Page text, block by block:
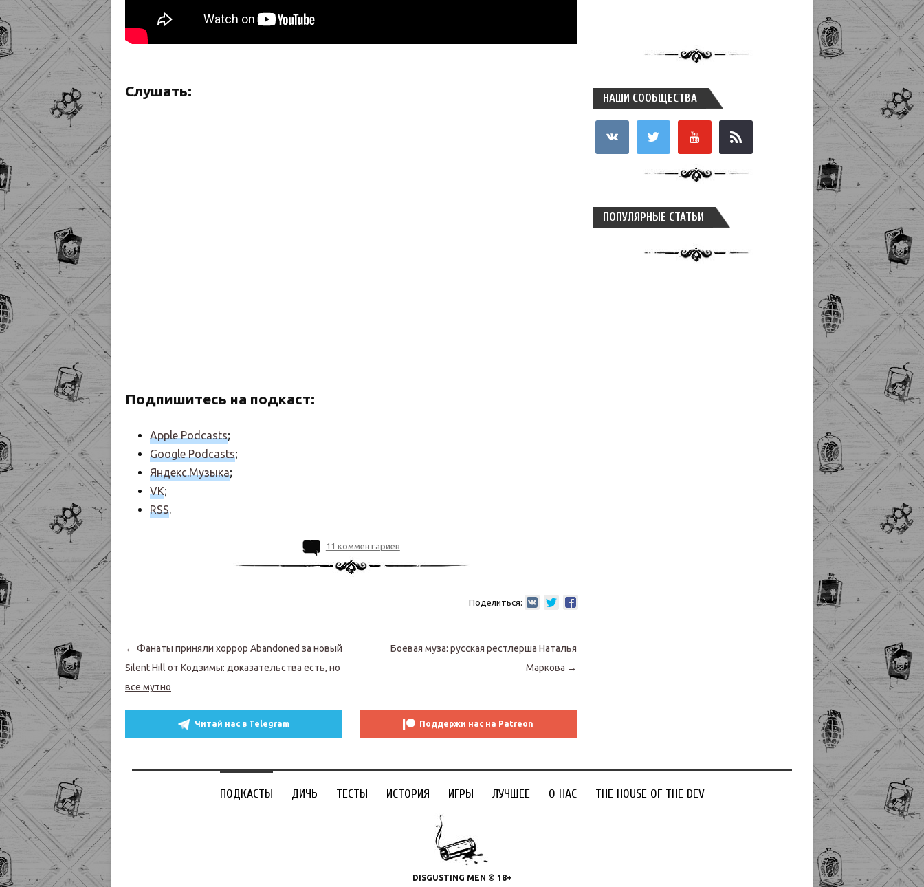
Слушать:
Подпишитесь на подкаст:
Apple Podcasts;
Google Podcasts;
Яндекс.Музыка;
VK;
RSS.
11 комментариев
Поделиться:
Навигация по записям
← Фанаты приняли хоррор Abandoned за новый
Silent Hill от Кодзимы: доказательства есть, но
все мутно
Боевая муза: русская рестлерша Наталья
Маркова →
Читай нас в Telegram Поддержи нас на Patreon
НАШИ СООБЩЕСТВА
ПОПУЛЯРНЫЕ СТАТЬИ
ПОДКАСТЫ ДИЧЬ ТЕСТЫ ИСТОРИЯ ИГРЫ ЛУЧШЕЕ О НАС THE HOUSE OF THE DEV
DISGUSTING MEN © 18+